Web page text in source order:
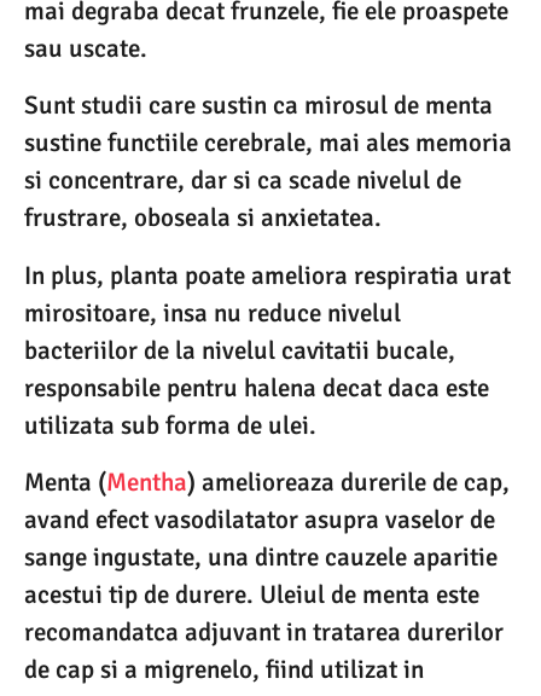
mai degraba decat frunzele, fie ele proaspete
sau uscate.
Sunt studii care sustin ca mirosul de menta
sustine functiile cerebrale, mai ales memoria
si concentrare, dar si ca scade nivelul de
frustrare, oboseala si anxietatea.
In plus, planta poate ameliora respiratia urat
mirositoare, insa nu reduce nivelul
bacteriilor de la nivelul cavitatii bucale,
responsabile pentru halena decat daca este
utilizata sub forma de ulei.
Menta (Mentha) amelioreaza durerile de cap,
avand efect vasodilatator asupra vaselor de
sange ingustate, una dintre cauzele aparitie
acestui tip de durere. Uleiul de menta este
recomandatca adjuvant in tratarea durerilor
de cap si a migrenelo, fiind utilizat in